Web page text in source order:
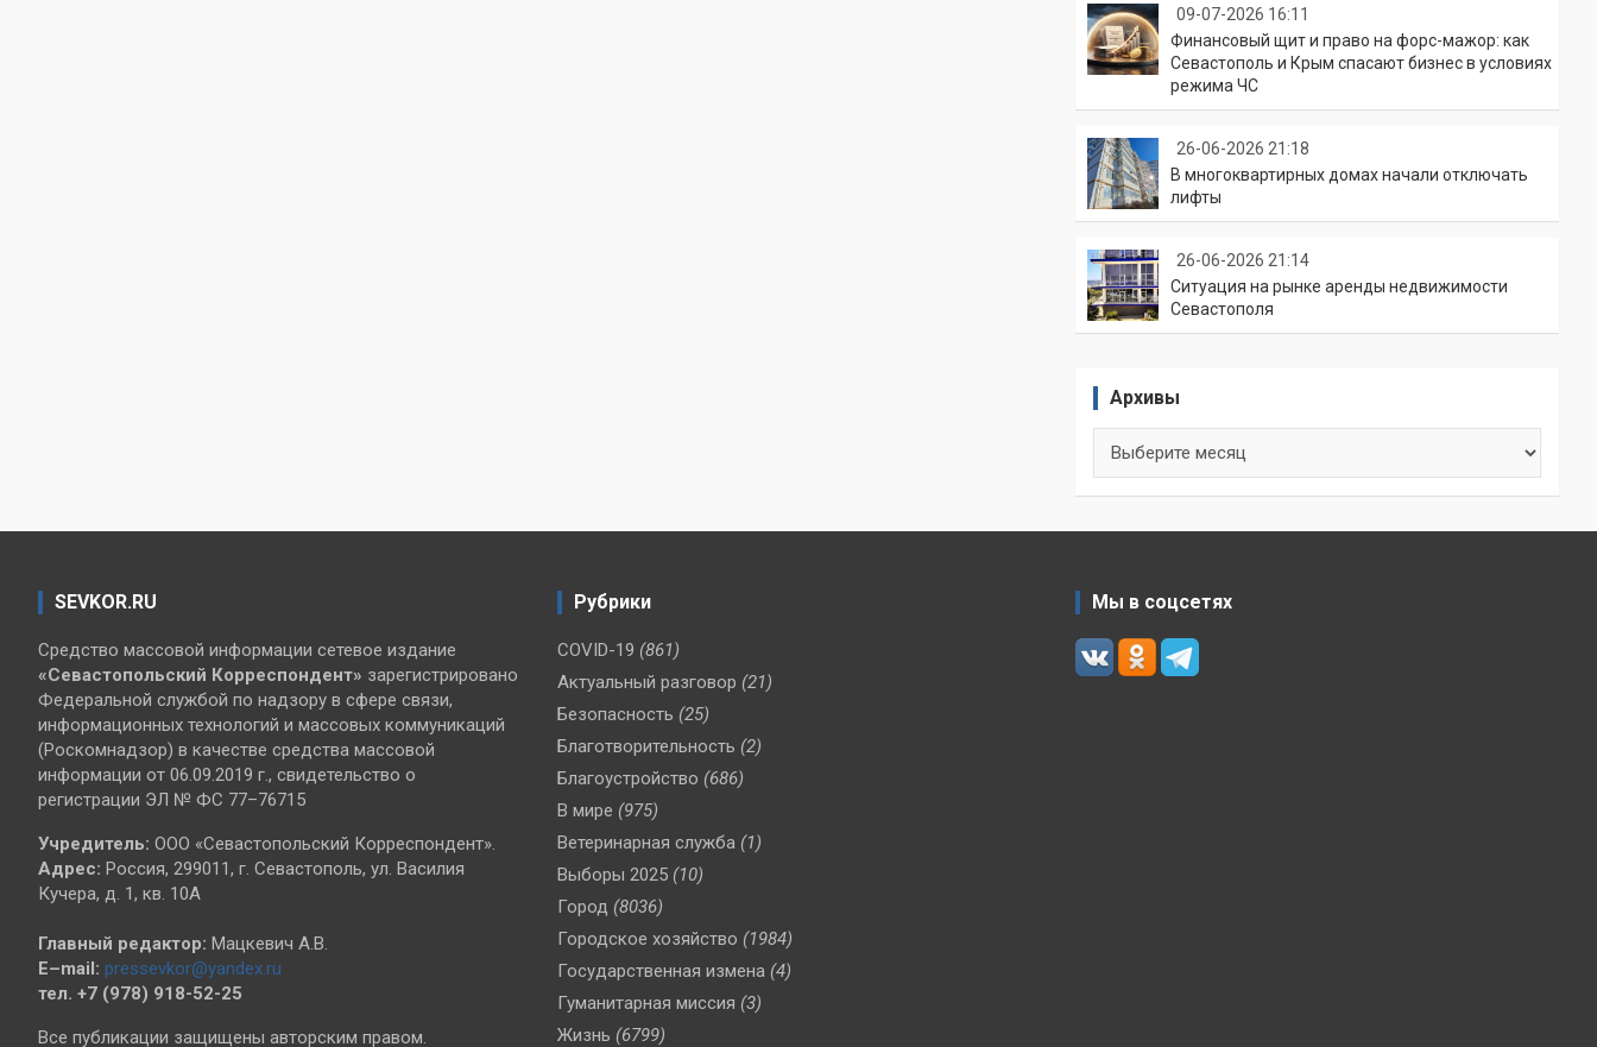
09-07-2026 16:11
Финансовый щит и право на форс-мажор: как
Севастополь и Крым спасают бизнес в условиях
режима ЧС
26-06-2026 21:18
В многоквартирных домах начали отключать
лифты
26-06-2026 21:14
Ситуация на рынке аренды недвижимости
Севастополя
Архивы
SEVKOR.RU
Средство массовой информации сетевое издание
«Севастопольский Корреспондент» зарегистрировано
Федеральной службой по надзору в сфере связи,
информационных технологий и массовых коммуникаций
(Роскомнадзор) в качестве средства массовой
информации от 06.09.2019 г., свидетельство о
регистрации ЭЛ № ФС 77–76715
Учредитель: ООО «Севастопольский Корреспондент».
Адрес: Россия, 299011, г. Севастополь, ул. Василия
Кучера, д. 1, кв. 10А
Главный редактор: Мацкевич А.В.
E–mail: pressevkor@yandex.ru
тел. +7 (978) 918-52-25
Все публикации защищены авторским правом.
Рубрики
COVID-19 (861)
Актуальный разговор (21)
Безопасность (25)
Благотворительность (2)
Благоустройство (686)
В мире (975)
Ветеринарная служба (1)
Выборы 2025 (10)
Город (8036)
Городское хозяйство (1984)
Государственная измена (4)
Гуманитарная миссия (3)
Жизнь (6799)
Мы в соцсетях